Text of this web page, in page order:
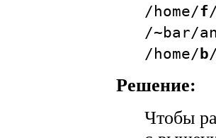
/home/f
/~bar/
/home/b
Решение:
Чтобы